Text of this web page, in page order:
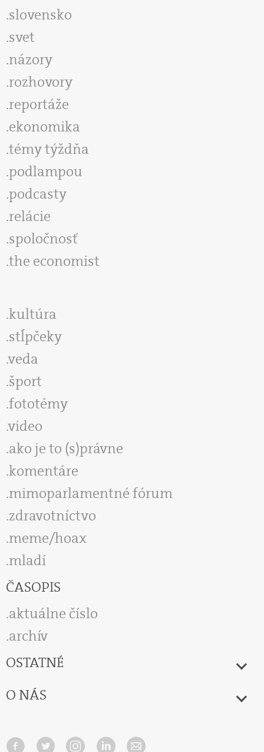
slovensko
svet
názory
rozhovory
reportáže
ekonomika
témy týždňa
podlampou
podcasty
relácie
spoločnosť
the economist
kultúra
stĺpčeky
veda
šport
fototémy
video
ako je to (s)právne
komentáre
mimoparlamentné fórum
zdravotníctvo
meme/hoax
mladí
ČASOPIS
aktuálne číslo
archív
OSTATNÉ
O NÁS